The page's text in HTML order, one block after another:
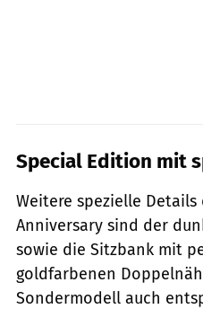
Special Edition mit
Weitere spezielle Details
Anniversary sind der
sowie die Sitzbank mit
goldfarbenen
Sondermodell auch